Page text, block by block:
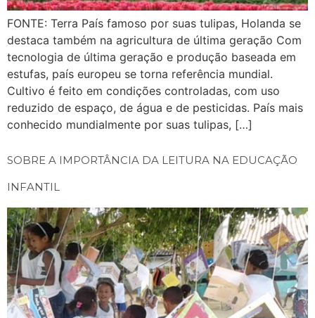
FONTE: Terra País famoso por suas tulipas, Holanda se
destaca também na agricultura de última geração Com
tecnologia de última geração e produção baseada em
estufas, país europeu se torna referência mundial.
Cultivo é feito em condições controladas, com uso
reduzido de espaço, de água e de pesticidas. País mais
conhecido mundialmente por suas tulipas, […]
SOBRE A IMPORTÂNCIA DA LEITURA NA EDUCAÇÃO
INFANTIL